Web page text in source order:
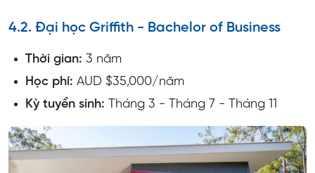
4.2. Đại học Griffith - Bachelor of Business
Thời gian: 3 năm
Học phí: AUD $35,000/năm
Kỳ tuyển sinh: Tháng 3 - Tháng 7 - Tháng 11